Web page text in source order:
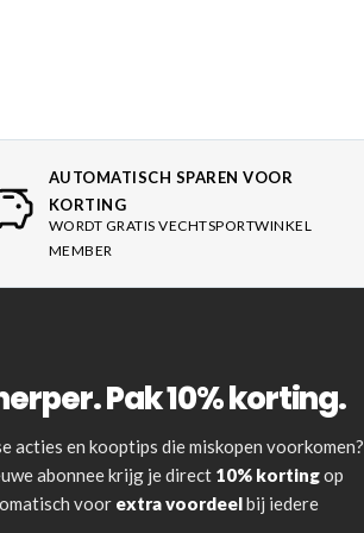
AUTOMATISCH SPAREN VOOR
KORTING
WORDT GRATIS VECHTSPORTWINKEL
MEMBER
Pak 10% korting.
en kooptips die miskopen voorkomen?
abonnee krijg je direct 10% kortingop
voor extra voordeelbij iedere